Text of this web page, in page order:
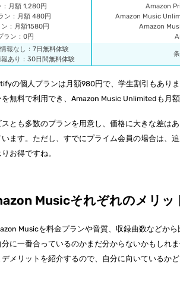
月額 1,280円
ン：月額 480円
：月額1580円
ラン：0円
Amazon
Amazon Music
Amazon
報なし：7日無料体験
あり：30日間無料体験
の個人プランは月額980円で、学生割引もあり
無料で利用でき、Amazon Music Unlimitedも月
とも多数のプランを用意し、価格に大きな差は
ます。ただし、すでにプライム会員の場合は、
お得ですね。
Musicそれぞれのメリッ
Musicを料金プランや音質、収録曲数などか
に一番合っているのかまだ分からないかもしれ
メリットを紹介するので、自分に向いているか